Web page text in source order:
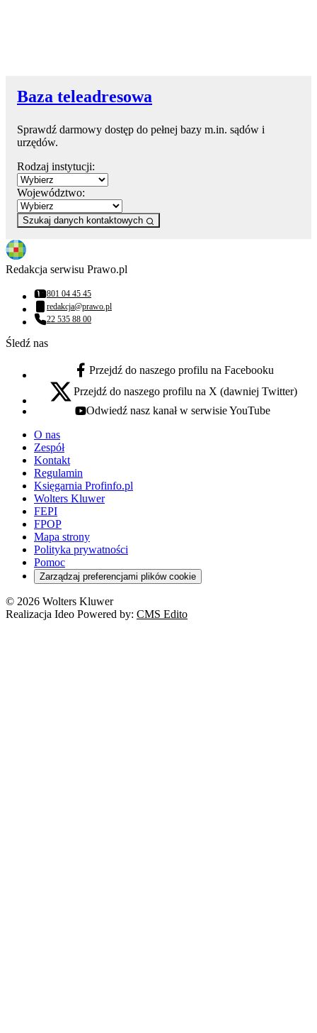
Baza teleadresowa
Sprawdź darmowy dostęp do pełnej bazy m.in. sądów i
urzędów.
Rodzaj instytucji:
Województwo:
Szukaj danych kontaktowych
Redakcja serwisu Prawo.pl
Numer telefonu:
801 04 45 45
Adres email:
redakcja@prawo.pl
Numer telefonu:
22 535 88 00
Śledź nas
facebook - otwiera się w nowej karcie
Przejdź do naszego profilu na Facebooku
x - otwiera się w nowej karcie
Przejdź do naszego profilu na X (dawniej Twitter)
youtube - otwiera się w nowej karcie
Odwiedź nasz kanał w serwisie YouTube
O nas
Zespół
Kontakt
Regulamin
Księgarnia Profinfo.pl
Wolters Kluwer
FEPI
FPOP
Mapa strony
Polityka prywatności
Pomoc
Zarządzaj preferencjami plików cookie
© 2026 Wolters Kluwer
Realizacja Ideo Powered by: CMS Edito